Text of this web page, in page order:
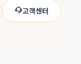
고객센터